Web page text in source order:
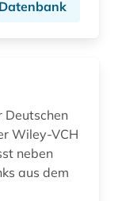
Deutschen
Wiley-VCH
neben
aus dem